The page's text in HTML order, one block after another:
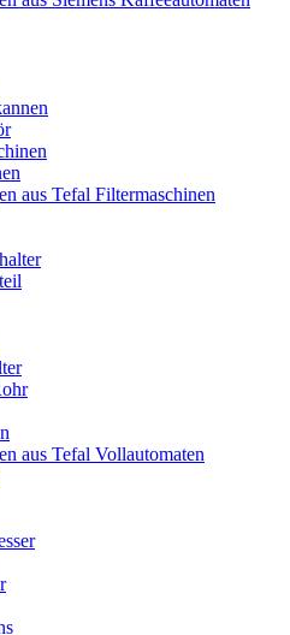
aus Tefal Filtermaschinen
aus Tefal Vollautomaten